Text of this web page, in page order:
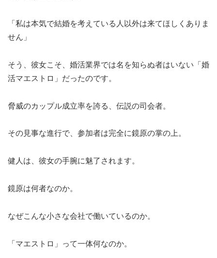
「私は本気で結婚を考えている人以外は来てほしくありま
せん」
そう、彼女こそ、婚活業界では名を知らぬ者はいない「婚
活マエストロ」だったのです。
脅威のカップル成立率を誇る、伝説の司会者。
その見事な進行で、参加者は完全に鏡原の掌の上。
健人は、彼女の手腕に魅了されます。
鏡原は何者なのか。
なぜこんな小さな会社で働いているのか。
「マエストロ」って一体何なのか。